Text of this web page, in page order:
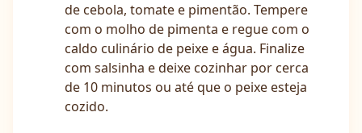
de cebola, tomate e pimentão. Tempere
com o molho de pimenta e regue com o
caldo culinário de peixe e água. Finalize
com salsinha e deixe cozinhar por cerca
de 10 minutos ou até que o peixe esteja
cozido.